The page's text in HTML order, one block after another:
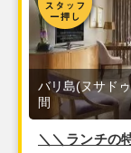
＼＼ランチの特典付き／
バリ島(ヌサド
間